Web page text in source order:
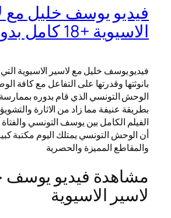
فيديو يوسف خليل مع
الاسيوية +18 كامل بدون تغبيش
فيديو يوسف خليل مع لاسير الاسيوية
بانوثتها وقدرتها على التفاعل مع كافة
الوحش التونسي الذي قام بدوره
بطريقة عنيفة مما زاد من الاثارة
الفيلم الكامل بين يوسف التونسي والفتاة
أن الوحش التونسي يمتلك اليوم مكتبة
والمقاطع المميزة والحصرية
مشاهدة فيديو يوسف
لاسير الاسيوية